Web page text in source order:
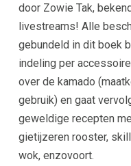
door Zowie Tak,
livestreams! Alle
gebundeld in dit boek
indeling per
over de kamado
gebruik) en gaat
geweldige recepten
gietijzeren rooster,
wok, enzovoort.